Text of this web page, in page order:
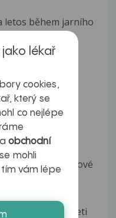
letos během jarního
jakési dvě
li mohu jít do
mam pigmentové
na ošetření pleti
lékař
cookies,
který se
co nejlépe
a obchodní
mohli
vám lépe